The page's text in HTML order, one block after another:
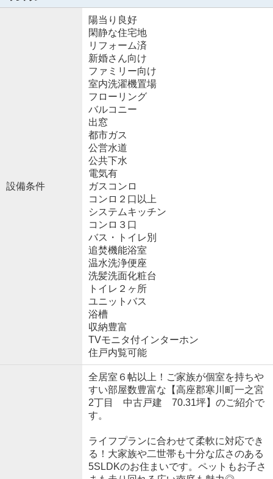
設備条件
陽当り良好
閑静な住宅地
リフォーム済
新婚さん向け
ファミリー向け
室内洗濯機置場
フローリング
バルコニー
出窓
都市ガス
公営水道
公共下水
電気有
ガスコンロ
コンロ２口以上
システムキッチン
コンロ３口
バス・トイレ別
追焚機能浴室
温水洗浄便座
洗髪洗面化粧台
トイレ２ヶ所
ユニットバス
浴槽
収納豊富
TVモニタ付インターホン
住戸内覧可能
全居室６帖以上！ご家族が個室を持ちや
すい部屋数豊富な【高座郡寒川町一之宮
2丁目 中古戸建 70.31坪】のご紹介で
す。
ライフプランに合わせて柔軟に対応でき
る！大家族や二世帯も十分な広さのある
5SLDKのお住まいです。ペットもお子さ